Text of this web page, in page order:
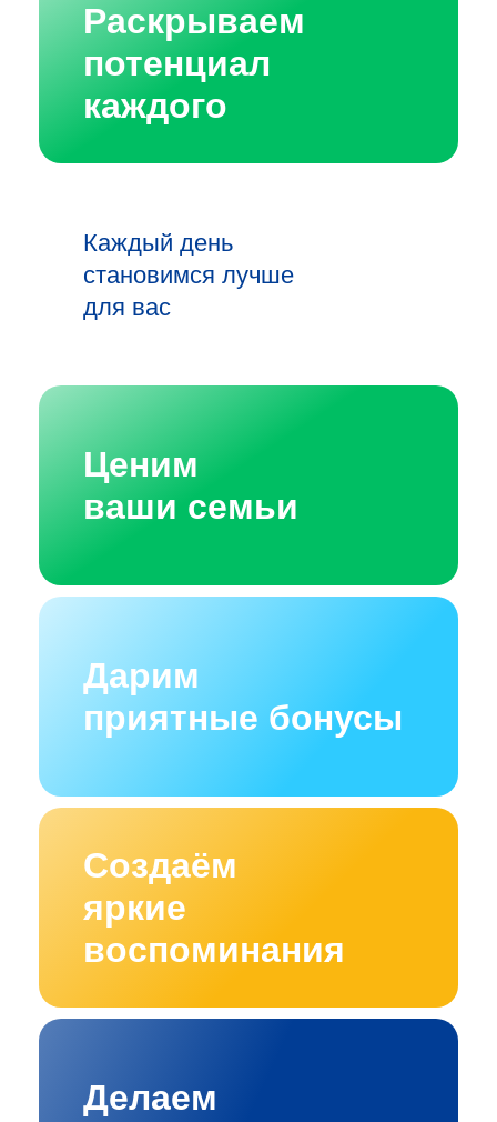
Раскрываем
потенциал
каждого
Каждый день
становимся лучше
для вас
Дарим
приятные бонусы
Ценим
ваши семьи
Создаём
яркие
воспоминания
Делаем